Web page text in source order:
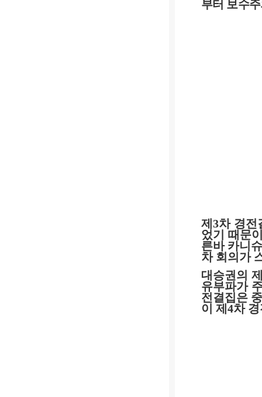
부터 보수
제3차 경전
었기 때문
른바 카니
차 회의가
대승권의
유부파가
전결집은
이 제4차